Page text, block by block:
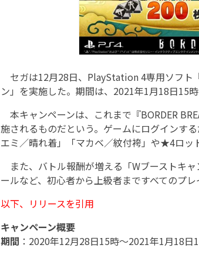
セガは12月28日、PlayStation 4専用ソフト
ン」を実施した。期間は、2021年1月18日15時
本キャンペーンは、これまで『BORDER
施されるものだという。ゲームにログインす
エミ／晴れ着」「マカベ／紋付袴」や★4ロッ
また、バトル報酬が増える「Wブーストキ
ールなど、初心者から上級者まですべてのプ
以下、リリースを引用
キャンペーン概要
期間 ：2020年12月28日15時～2021年1月18日